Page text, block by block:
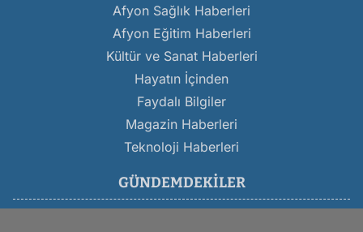
Afyon Sağlık Haberleri
Afyon Eğitim Haberleri
Kültür ve Sanat Haberleri
Hayatın İçinden
Faydalı Bilgiler
Magazin Haberleri
Teknoloji Haberleri
GÜNDEMDEKILER